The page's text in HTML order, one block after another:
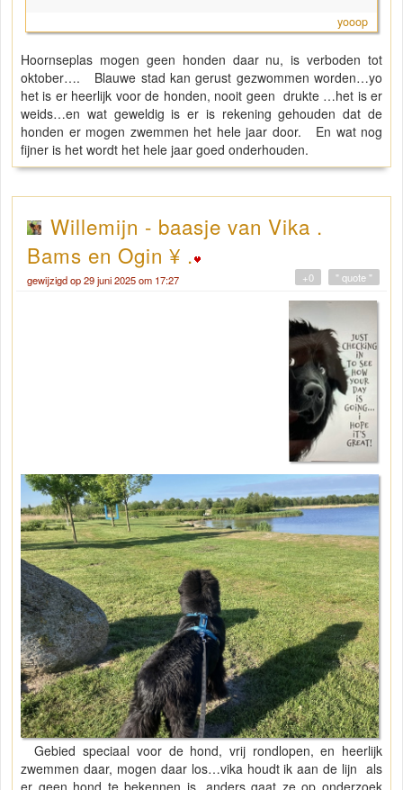
yooop
Hoornseplas mogen geen honden daar nu, is verboden tot
oktober…. Blauwe stad kan gerust gezwommen worden…yo
het is er heerlijk voor de honden, nooit geen drukte …het is er
weids…en wat geweldig is er is rekening gehouden dat de
honden er mogen zwemmen het hele jaar door. En wat nog
fijner is het wordt het hele jaar goed onderhouden.
Willemijn - baasje van Vika .
Bams en Ogin ¥ .
gewijzigd op 29 juni 2025 om 17:27 " quote "
+0
Gebied speciaal voor de hond, vrij rondlopen, en heerlijk
zwemmen daar, mogen daar los…vika houdt ik aan de lijn als